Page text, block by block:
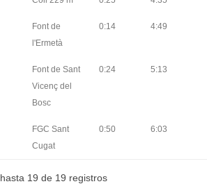
Font de
l'Ermetà
0:14 4:49
Font de Sant
Vicenç del
Bosc
0:24 5:13
FGC Sant
Cugat
0:50 6:03
19 de 19 registros